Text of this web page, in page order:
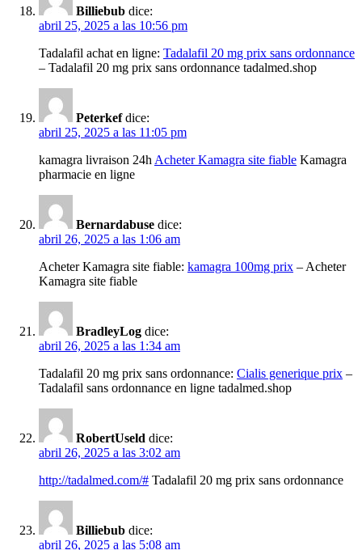
Billiebub dice:
abril 25, 2025 a las 10:56 pm
Tadalafil achat en ligne: Tadalafil 20 mg prix sans ordonnance
– Tadalafil 20 mg prix sans ordonnance tadalmed.shop
Peterkef dice:
abril 25, 2025 a las 11:05 pm
kamagra livraison 24h Acheter Kamagra site fiable Kamagra
pharmacie en ligne
Bernardabuse dice:
abril 26, 2025 a las 1:06 am
Acheter Kamagra site fiable: kamagra 100mg prix – Acheter
Kamagra site fiable
BradleyLog dice:
abril 26, 2025 a las 1:34 am
Tadalafil 20 mg prix sans ordonnance: Cialis generique prix –
Tadalafil sans ordonnance en ligne tadalmed.shop
RobertUseld dice:
abril 26, 2025 a las 3:02 am
http://tadalmed.com/# Tadalafil 20 mg prix sans ordonnance
Billiebub dice:
abril 26, 2025 a las 5:08 am